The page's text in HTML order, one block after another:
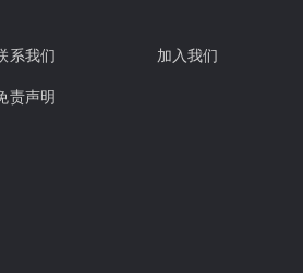
系我们
加入我们
责声明